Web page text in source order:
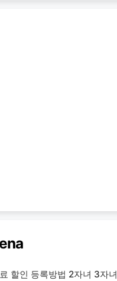
할인 등록방법 2자녀 3자녀